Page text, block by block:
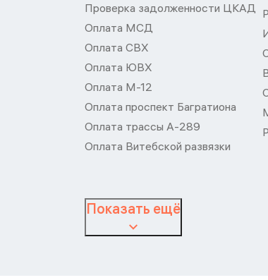
Проверка задолженности ЦКАД
Оплата МСД
Оплата СВХ
Оплата ЮВХ
Оплата М-12
Оплата проспект Багратиона
Оплата трассы А-289
Оплата Витебской развязки
Показать ещё